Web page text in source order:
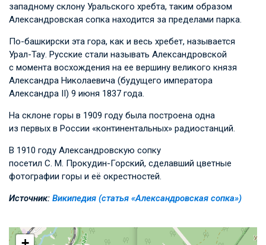
западному склону Уральского хребта, таким образом
Александровская сопка находится за пределами парка.
По-башкирски эта гора, как и весь хребет, называется
Урал-Тау. Русские стали называть Александровской
с момента восхождения на ее вершину великого князя
Александра Николаевича (будущего императора
Александра II) 9 июня 1837 года.
На склоне горы в 1909 году была построена одна
из первых в России «континентальных» радиостанций.
В 1910 году Александровскую сопку
посетил С. М. Прокудин-Горский, сделавший цветные
фотографии горы и её окрестностей.
Источник: Википедия (статья «Александровская сопка»)